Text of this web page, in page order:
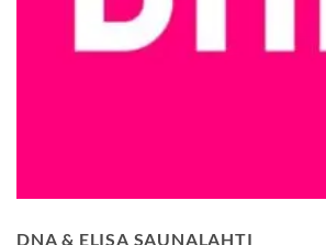
DNA & ELISA SAUNALAHTI